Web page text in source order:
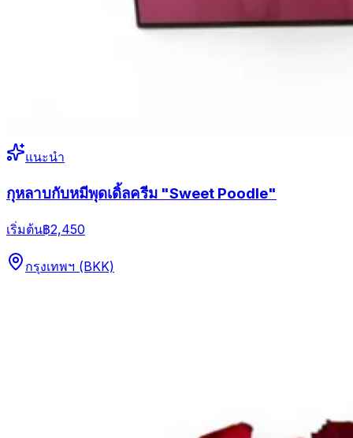
แนะนำ
กุหลาบกับหมีพุดเดิ้ลครีม "Sweet Poodle"
เริ่มต้น฿2,450
กรุงเทพฯ (BKK)